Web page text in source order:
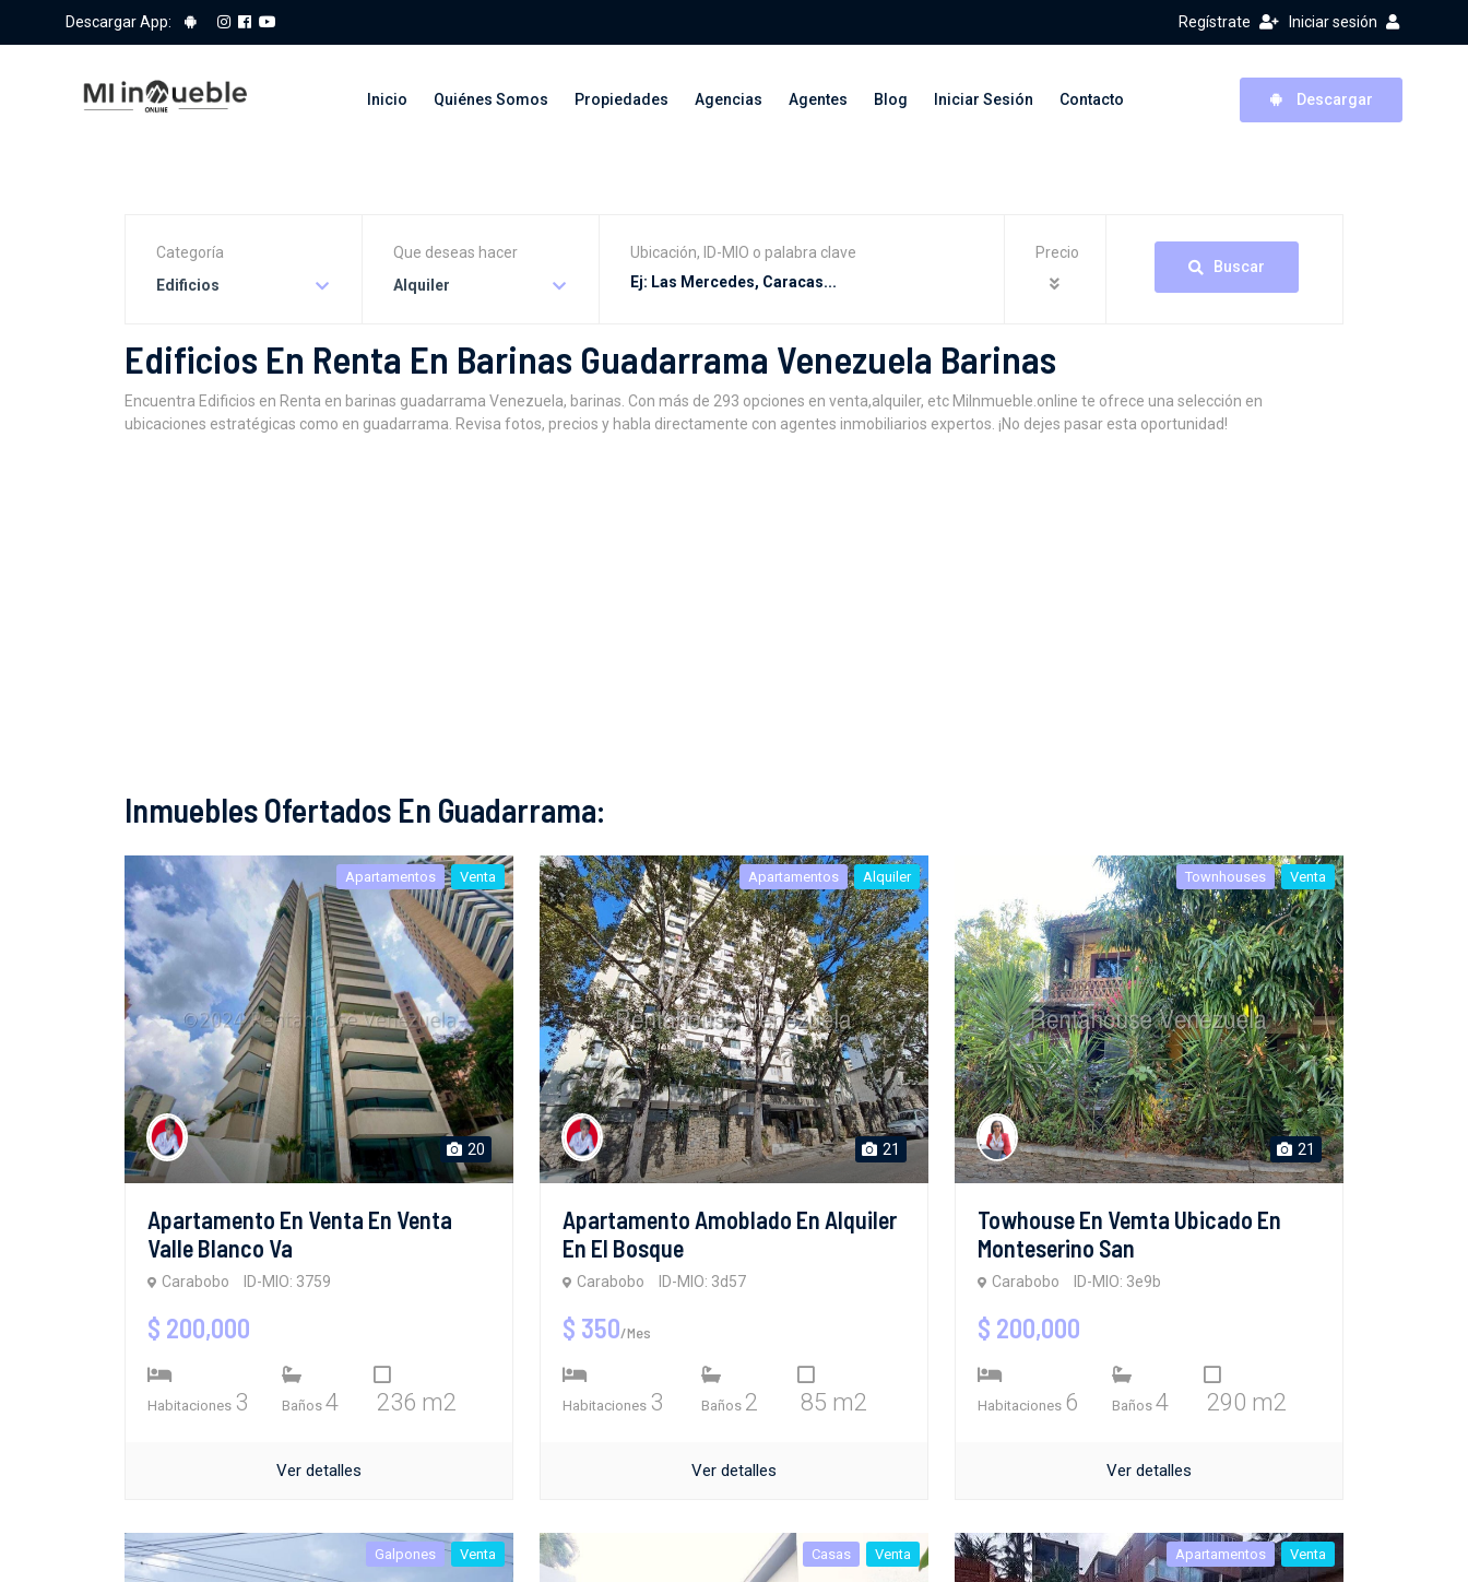
Descargar App: Regístrate Iniciar sesión
Inicio Quiénes Somos Propiedades Agencias Agentes Blog Iniciar Sesión Contacto Descargar
Categoría
Edificios
Que deseas hacer
Alquiler
Ubicación, ID-MIO o palabra clave
Precio
Buscar
Edificios En Renta En Barinas Guadarrama Venezuela Barinas
Encuentra Edificios en Renta en barinas guadarrama Venezuela, barinas. Con más de 293 opciones en venta,alquiler, etc MiInmueble.online te ofrece una selección en
ubicaciones estratégicas como en guadarrama. Revisa fotos, precios y habla directamente con agentes inmobiliarios expertos. ¡No dejes pasar esta oportunidad!
Inmuebles Ofertados En Guadarrama:
Apartamentos Venta
20
Apartamento En Venta En Venta
Valle Blanco Va
Carabobo ID-MIO: 3759
$ 200,000
Habitaciones 3 Baños 4 236 m2
Ver detalles
Apartamentos Alquiler
21
Apartamento Amoblado En Alquiler
En El Bosque
Carabobo ID-MIO: 3d57
$ 350/Mes
Habitaciones 3 Baños 2 85 m2
Ver detalles
Townhouses Venta
21
Towhouse En Vemta Ubicado En
Monteserino San
Carabobo ID-MIO: 3e9b
$ 200,000
Habitaciones 6 Baños 4 290 m2
Ver detalles
Galpones Venta Casas Venta Apartamentos Venta